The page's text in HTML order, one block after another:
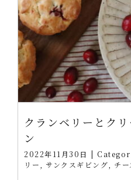
クランベリーとク
ン
2022年11月30日 |
リー
サンクスギビング チー